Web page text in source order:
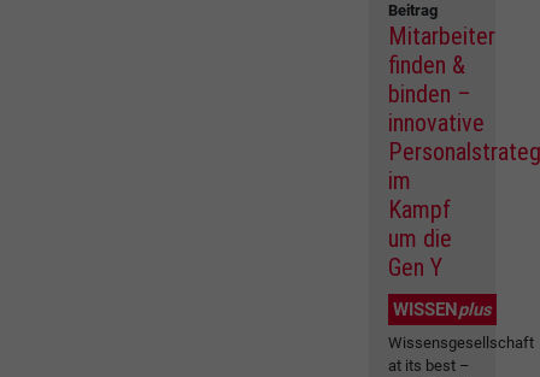
Beitrag
Mitarbeiter
finden &
binden –
innovative
im
Kampf
um die
Gen Y
WISSENplus
Wissensgesellschaft
at its best –